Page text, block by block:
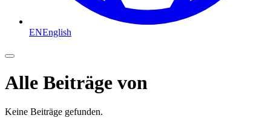
ENEnglish
Alle Beiträge von
Keine Beiträge gefunden.